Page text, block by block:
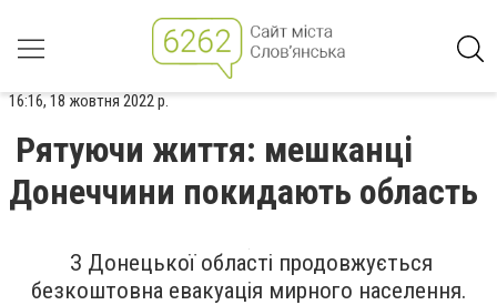
16:16, 18 жовтня 2022 р.
Рятуючи життя: мешканці
Донеччини покидають область
З Донецької області продовжується
безкоштовна евакуація мирного населення.